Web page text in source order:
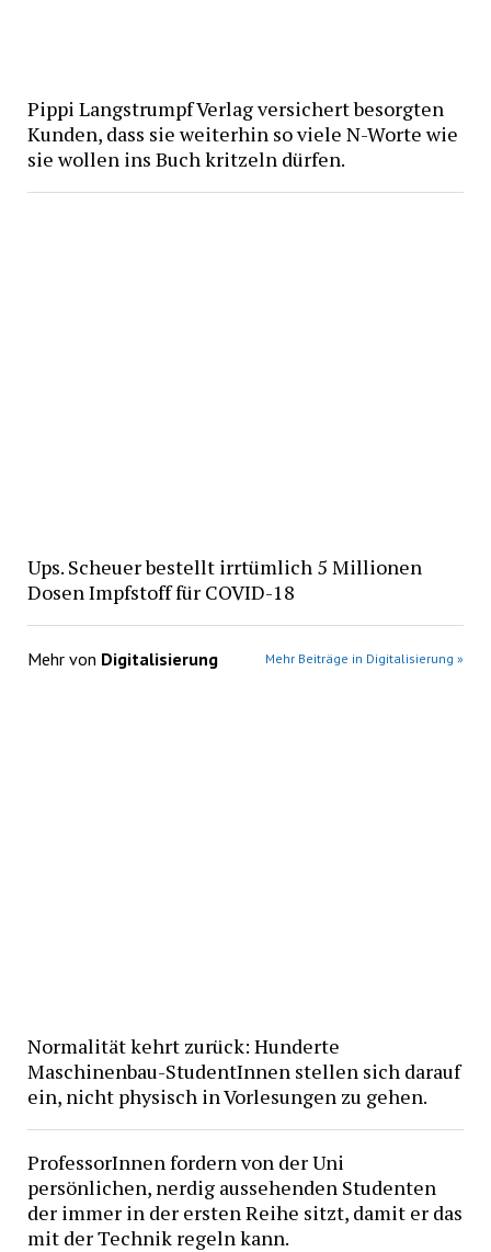
Pippi Langstrumpf Verlag versichert besorgten
Kunden, dass sie weiterhin so viele N-Worte wie
sie wollen ins Buch kritzeln dürfen.
Ups. Scheuer bestellt irrtümlich 5 Millionen
Dosen Impfstoff für COVID-18
Mehr von Digitalisierung Mehr Beiträge in Digitalisierung »
Normalität kehrt zurück: Hunderte
Maschinenbau-StudentInnen stellen sich darauf
ein, nicht physisch in Vorlesungen zu gehen.
ProfessorInnen fordern von der Uni
persönlichen, nerdig aussehenden Studenten
der immer in der ersten Reihe sitzt, damit er das
mit der Technik regeln kann.